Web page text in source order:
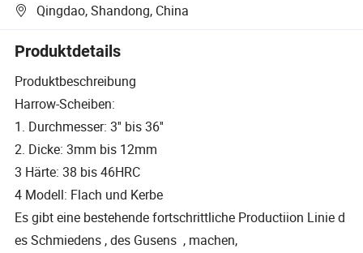
Qingdao, Shandong, China
Produktdetails
Produktbeschreibung
Harrow-Scheiben:
1. Durchmesser: 3'' bis 36''
2. Dicke: 3mm bis 12mm
3 Härte: 38 bis 46HRC
4 Modell: Flach und Kerbe
Es gibt eine bestehende fortschrittliche Productiion Linie d
es Schmiedens , des Gusens , machen,